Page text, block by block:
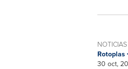
Rotoplas
30 oct,